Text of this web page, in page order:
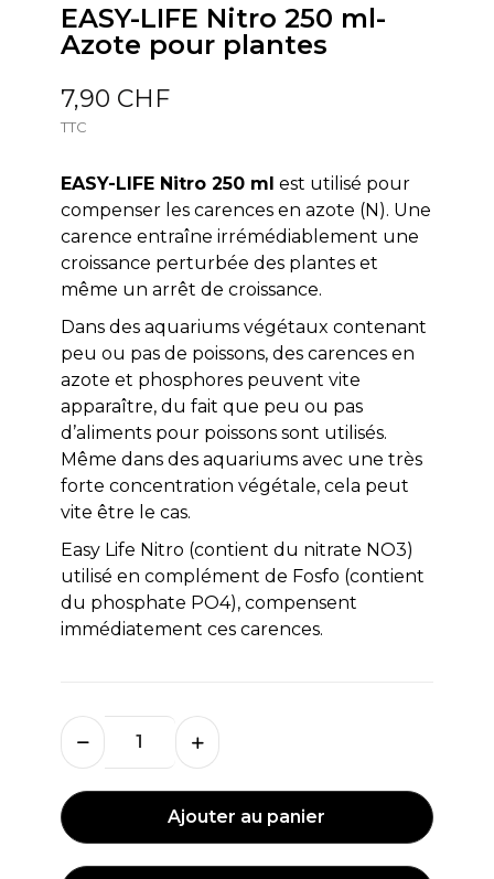
EASY-LIFE Nitro 250 ml-
Azote pour plantes
7,90 CHF
TTC
EASY-LIFE Nitro 250 ml est utilisé pour
compenser les carences en azote (N). Une
carence entraîne irrémédiablement une
croissance perturbée des plantes et
même un arrêt de croissance.
Dans des aquariums végétaux contenant
peu ou pas de poissons, des carences en
azote et phosphores peuvent vite
apparaître, du fait que peu ou pas
d’aliments pour poissons sont utilisés.
Même dans des aquariums avec une très
forte concentration végétale, cela peut
vite être le cas.
Easy Life Nitro (contient du nitrate NO3)
utilisé en complément de Fosfo (contient
du phosphate PO4), compensent
immédiatement ces carences.
Ajouter au panier